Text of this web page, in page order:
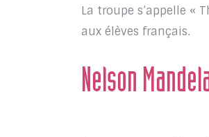
La troupe s’appelle «
aux élèves français.
Nelson